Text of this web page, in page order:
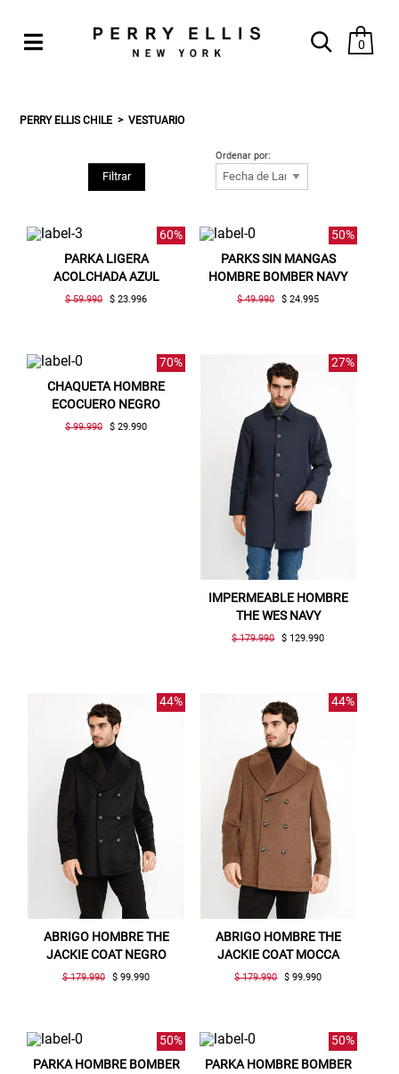
0
PERRY ELLIS CHILE VESTUARIO
Filtrar
Ordenar por:
60%
PARKA LIGERA
ACOLCHADA AZUL
$ 59.990 $ 23.996
50%
PARKS SIN MANGAS
HOMBRE BOMBER NAVY
$ 49.990 $ 24.995
70%
CHAQUETA HOMBRE
ECOCUERO NEGRO
$ 99.990 $ 29.990
27%
IMPERMEABLE HOMBRE
THE WES NAVY
$ 179.990 $ 129.990
44%
ABRIGO HOMBRE THE
JACKIE COAT NEGRO
$ 179.990 $ 99.990
44%
ABRIGO HOMBRE THE
JACKIE COAT MOCCA
$ 179.990 $ 99.990
50%
PARKA HOMBRE BOMBER
50%
PARKA HOMBRE BOMBER